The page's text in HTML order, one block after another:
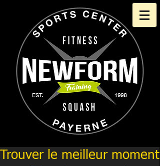
Trouver le meilleur moment